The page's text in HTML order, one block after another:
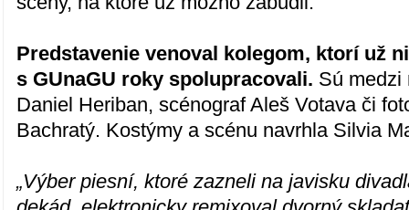
Predstavenie venoval kolegom, ktorí už
s GUnaGU roky spolupracovali. Sú medzi
Daniel Heriban, scénograf Aleš Votava či
Bachratý. Kostýmy a scénu navrhla Silvia
„Výber piesní, ktoré zazneli na javisku